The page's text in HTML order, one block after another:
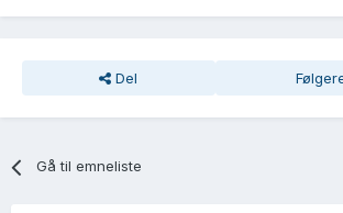
Del
Gå til emneliste